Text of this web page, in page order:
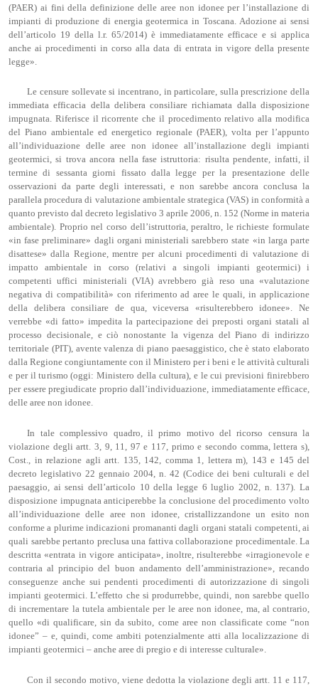
(PAER) ai fini della definizione delle aree non idonee per l’installazione di
impianti di produzione di energia geotermica in Toscana. Adozione ai sensi
dell’articolo 19 della l.r. 65/2014) è immediatamente efficace e si applica
anche ai procedimenti in corso alla data di entrata in vigore della presente
legge».
Le censure sollevate si incentrano, in particolare, sulla prescrizione della
immediata efficacia della delibera consiliare richiamata dalla disposizione
impugnata. Riferisce il ricorrente che il procedimento relativo alla modifica
del Piano ambientale ed energetico regionale (PAER), volta per l’appunto
all’individuazione delle aree non idonee all’installazione degli impianti
geotermici, si trova ancora nella fase istruttoria: risulta pendente, infatti, il
termine di sessanta giorni fissato dalla legge per la presentazione delle
osservazioni da parte degli interessati, e non sarebbe ancora conclusa la
parallela procedura di valutazione ambientale strategica (VAS) in conformità a
quanto previsto dal decreto legislativo 3 aprile 2006, n. 152 (Norme in materia
ambientale). Proprio nel corso dell’istruttoria, peraltro, le richieste formulate
«in fase preliminare» dagli organi ministeriali sarebbero state «in larga parte
disattese» dalla Regione, mentre per alcuni procedimenti di valutazione di
impatto ambientale in corso (relativi a singoli impianti geotermici) i
competenti uffici ministeriali (VIA) avrebbero già reso una «valutazione
negativa di compatibilità» con riferimento ad aree le quali, in applicazione
della delibera consiliare de qua, viceversa «risulterebbero idonee». Ne
verrebbe «di fatto» impedita la partecipazione dei preposti organi statali al
processo decisionale, e ciò nonostante la vigenza del Piano di indirizzo
territoriale (PIT), avente valenza di piano paesaggistico, che è stato elaborato
dalla Regione congiuntamente con il Ministero per i beni e le attività culturali
e per il turismo (oggi: Ministero della cultura), e le cui previsioni finirebbero
per essere pregiudicate proprio dall’individuazione, immediatamente efficace,
delle aree non idonee.
In tale complessivo quadro, il primo motivo del ricorso censura la
violazione degli artt. 3, 9, 11, 97 e 117, primo e secondo comma, lettera s),
Cost., in relazione agli artt. 135, 142, comma 1, lettera m), 143 e 145 del
decreto legislativo 22 gennaio 2004, n. 42 (Codice dei beni culturali e del
paesaggio, ai sensi dell’articolo 10 della legge 6 luglio 2002, n. 137). La
disposizione impugnata anticiperebbe la conclusione del procedimento volto
all’individuazione delle aree non idonee, cristallizzandone un esito non
conforme a plurime indicazioni promananti dagli organi statali competenti, ai
quali sarebbe pertanto preclusa una fattiva collaborazione procedimentale. La
descritta «entrata in vigore anticipata», inoltre, risulterebbe «irragionevole e
contraria al principio del buon andamento dell’amministrazione», recando
conseguenze anche sui pendenti procedimenti di autorizzazione di singoli
impianti geotermici. L’effetto che si produrrebbe, quindi, non sarebbe quello
di incrementare la tutela ambientale per le aree non idonee, ma, al contrario,
quello «di qualificare, sin da subito, come aree non classificate come “non
idonee” – e, quindi, come ambiti potenzialmente atti alla localizzazione di
impianti geotermici – anche aree di pregio e di interesse culturale».
Con il secondo motivo, viene dedotta la violazione degli artt. 11 e 117,